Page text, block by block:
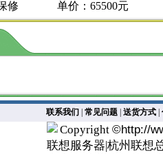
保修 单价：65500元
联系我们 常见问题 送货方式
Copyright ©http://
联想服务器|杭州联想